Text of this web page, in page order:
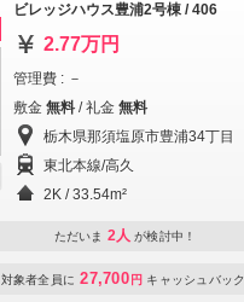
ビレッジハウス豊浦2号棟 / 406
2.77万円
管理費 : －
敷金 無料 / 礼金 無料
栃木県那須塩原市豊浦34丁目
東北本線/高久
2K / 33.54m²
ただいま 2人 が検討中！
対象者全員に 27,700 円 キャッシュバッ